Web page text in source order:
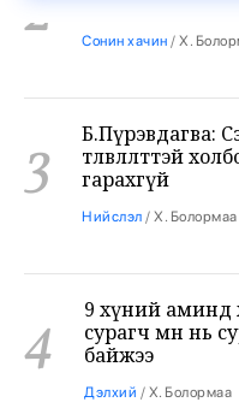
3
гарахгүй
Нийслэл/ Х. Болормаа
4
байжээ
Дэлхий /Х. Болормаа